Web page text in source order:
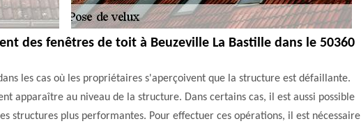
des fenêtres de toit à Beuzeville La Bastille dans le 50360
les cas où les propriétaires s'aperçoivent que la structure est défaillante.
apparaître au niveau de la structure. Dans certains cas, il est aussi possible
structures plus performantes. Pour effectuer ces opérations, il est nécessaire